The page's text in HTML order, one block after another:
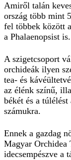
Amiről talán
ország több mint
fel többek között
a Phalaenopsist is.
A szigetcsoport
orchideák ilyen
tea- és
az élénk színű,
békét és a
számukra.
Ennek a gazdag
Magyar Orchidea
idecsempészve a